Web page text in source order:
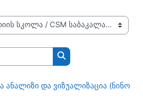
Search courses
ანალიზი და ვიზუალიზაცია (ნინო